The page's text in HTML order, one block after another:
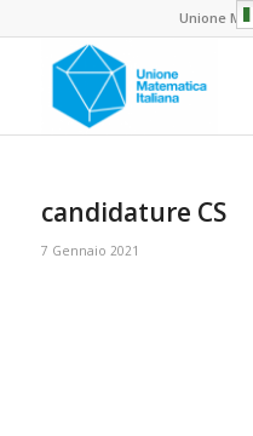
Unione
candidature CS
7 Gennaio 2021